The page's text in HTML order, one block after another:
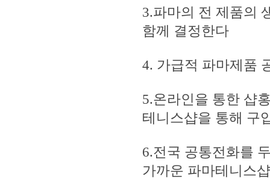
3.파마의 전 제품의
함께 결정한다
4. 가급적 파마제품
5.온라인을 통한 샵
테니스샵을 통해 구
6.전국 공통전화를
가까운 파마테니스